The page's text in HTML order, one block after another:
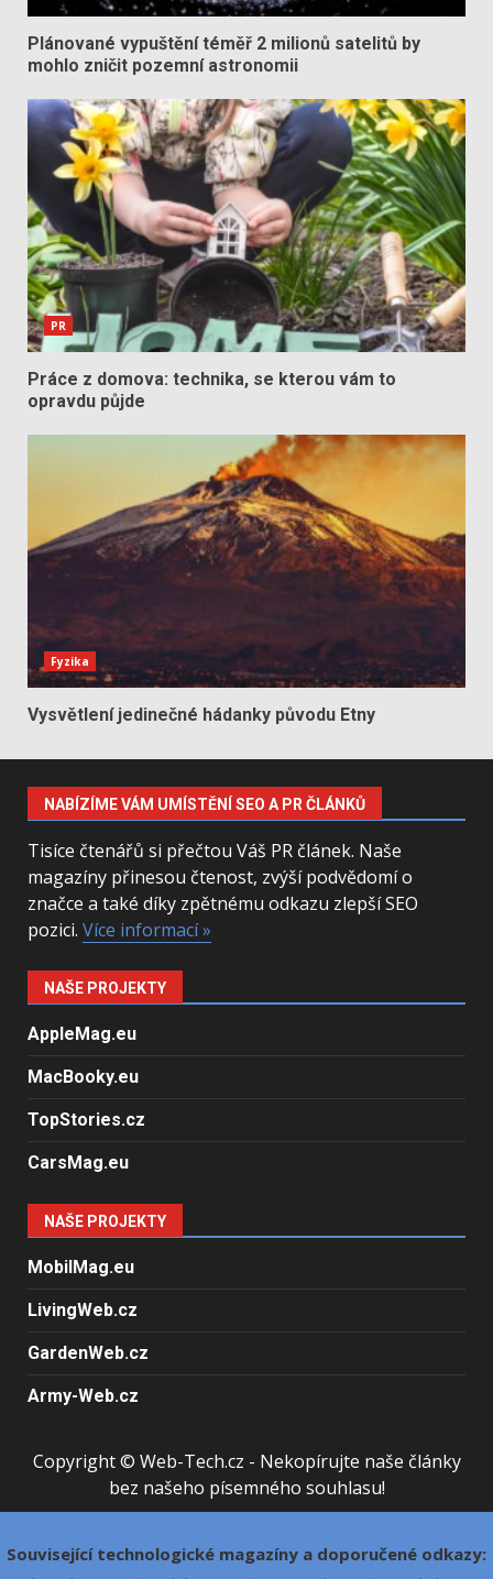
Plánované vypuštění téměř 2 milionů satelitů by
mohlo zničit pozemní astronomii
PR
Práce z domova: technika, se kterou vám to
opravdu půjde
Fyzika
Vysvětlení jedinečné hádanky původu Etny
NABÍZÍME VÁM UMÍSTĚNÍ SEO A PR ČLÁNKŮ
Tisíce čtenářů si přečtou Váš PR článek. Naše
magazíny přinesou čtenost, zvýší podvědomí o
značce a také díky zpětnému odkazu zlepší SEO
pozici. Více informací »
NAŠE PROJEKTY
AppleMag.eu
MacBooky.eu
TopStories.cz
CarsMag.eu
NAŠE PROJEKTY
MobilMag.eu
LivingWeb.cz
GardenWeb.cz
Army-Web.cz
Copyright © Web-Tech.cz - Nekopírujte naše články
bez našeho písemného souhlasu!
Související technologické magazíny a doporučené odkazy: